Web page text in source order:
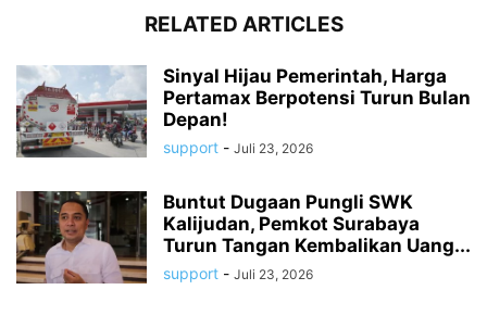
RELATED ARTICLES
Sinyal Hijau Pemerintah, Harga
Pertamax Berpotensi Turun Bulan
Depan!
support - Juli 23, 2026
Buntut Dugaan Pungli SWK
Kalijudan, Pemkot Surabaya
Turun Tangan Kembalikan Uang...
support - Juli 23, 2026